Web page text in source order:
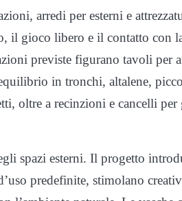
arredi per esterni e
il gioco libero e il contatto con
previste figurano tavoli per
in tronchi, altalene,
oltre a recinzioni e cancelli per
spazi esterni. Il progetto
predefinite, stimolano